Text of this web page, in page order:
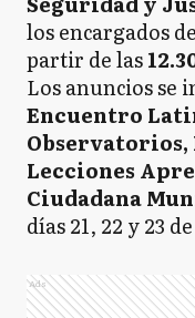
los encargados
partir de las
Los anuncios se
Encuentro
Lecciones
Ciudadana
días 21, 22 y 23
Ads